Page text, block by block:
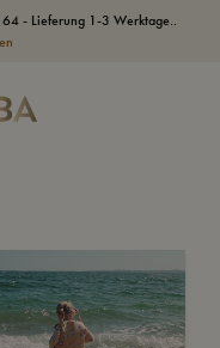
64 - Lieferung 1-3 Werktage..